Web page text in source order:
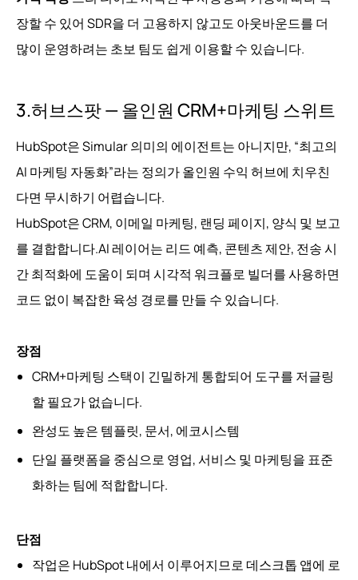
장할 수 있어 SDR을 더 고용하지 않고도 아웃바운드를 더
많이 운영하려는 초보 팀도 쉽게 이용할 수 있습니다.
3.허브스팟 — 올인원 CRM+마케팅 스위트
HubSpot은 Simular 의미의 에이전트는 아니지만, “최고의
AI 마케팅 자동화”라는 정의가 올인원 수익 허브에 치우친
다면 무시하기 어렵습니다.
HubSpot은 CRM, 이메일 마케팅, 랜딩 페이지, 양식 및 보고
를 결합합니다.AI 레이어는 리드 예측, 콘텐츠 제안, 전송 시
간 최적화에 도움이 되며 시각적 워크플로 빌더를 사용하면
코드 없이 복잡한 육성 경로를 만들 수 있습니다.
장점
CRM+마케팅 스택이 긴밀하게 통합되어 도구를 저글링
할 필요가 없습니다.
완성도 높은 템플릿, 문서, 에코시스템
단일 플랫폼을 중심으로 영업, 서비스 및 마케팅을 표준
화하는 팀에 적합합니다.
단점
작업은 HubSpot 내에서 이루어지므로 데스크톱 앱에 로